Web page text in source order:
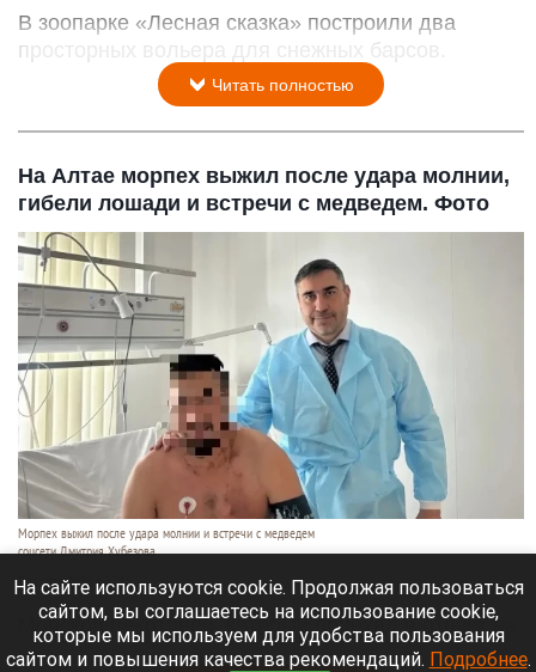
В зоопарке «Лесная сказка» построили два
просторных вольера для снежных барсов.
Читать полностью
На Алтае морпех выжил после удара молнии,
гибели лошади и встречи с медведем. Фото
Морпех выжил после удара молнии и встречи с медведем
соцсети Дмитрия Хубезова
7 августа 2026 в 22:15
Морской пехотинец, который приехал в отпуск на
Алтай, пережил чудовищную серию событий.
На сайте используются cookie. Продолжая пользоваться
сайтом, вы соглашаетесь на использование cookie,
которые мы используем для удобства пользования
сайтом и повышения качества рекомендаций. Подробнее.